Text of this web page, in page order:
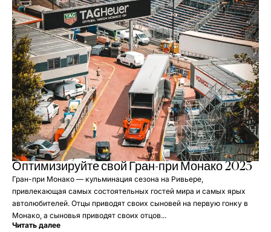
Оптимизируйте свой Гран-при Монако 2023
Гран-при Монако — кульминация сезона на Ривьере,
привлекающая самых состоятельных гостей мира и самых ярых
автолюбителей. Отцы приводят своих сыновей на первую гонку в
Монако, а сыновья приводят своих отцов...
Читать далее